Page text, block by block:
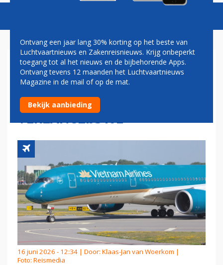
VIETNAM AIRLINES MAAKT
DEBUUT OP SCHIPHOL:
'STOND HEEL HOOG OP ONS
VERLANGLIJSTJE'
16 juni 2026 - 12:34 | Door: Klaas-Jan van Woerkom |
Foto: Reismedia
Ontvang een jaar lang 30% korting op het beste van
Luchtvaartnieuws en Zakenreisnieuws. Krijg onbeperkt
toegang tot al het nieuws en de bijbehorende Apps.
Ontvang tevens 12 maanden het Luchtvaartnieuws
Magazine in de mail of op de mat.
Bekijk aanbieding